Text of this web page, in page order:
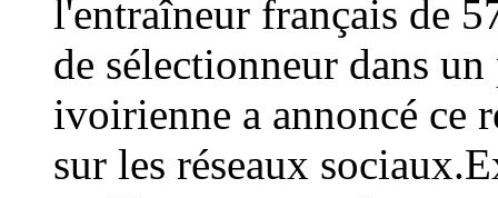
l'entraîneur français de
de sélectionneur dans
ivoirienne a annoncé ce
sur les réseaux